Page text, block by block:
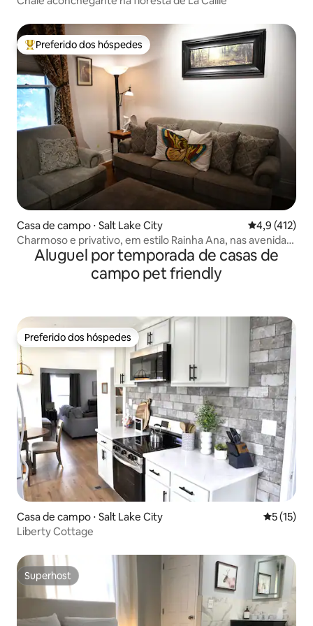
Entre os melhores preferidos dos hóspedes
Preferido dos hóspedes
Casa de campo ⋅ Salt Lake City 4,9 de uma
4,9 (412)
Charmoso e privativo, em estilo Rainha Ana, nas avenidas
históricas
Aluguel por temporada de casas de
campo pet friendly
Preferido dos hóspedes
Preferido dos hóspedes
Casa de campo ⋅ Salt Lake City 5 de uma
5 (15)
Liberty Cottage
Superhost
Superhost